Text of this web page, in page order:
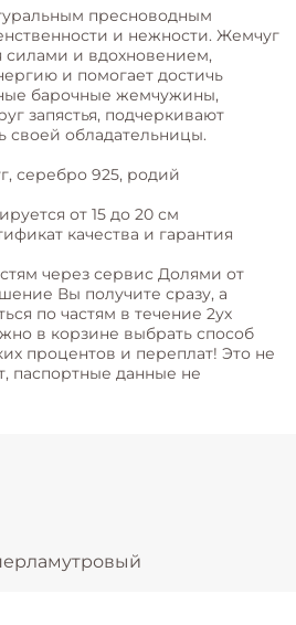
пресноводным
и нежности. Жемчуг
силами и вдохновением,
и помогает достичь
барочные жемчужины,
запястья, подчеркивают
своей обладательницы.
серебро 925, родий
от 15 до 20 см
качества и гарантия
через сервис Долями от
Вы получите сразу, а
по частям в течение 2ух
в корзине выбрать способ
процентов и переплат! Это не
паспортные данные не